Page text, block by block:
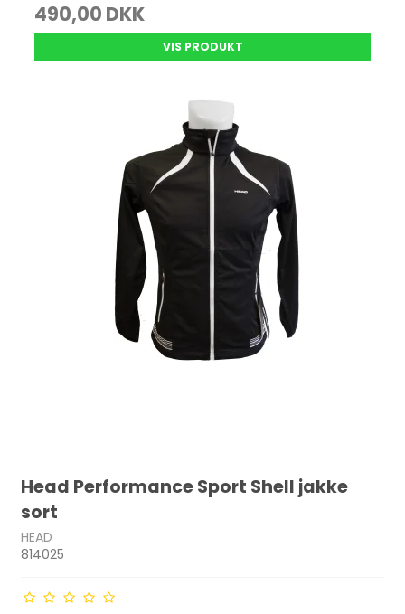
490,00 DKK
VIS PRODUKT
Head Performance Sport Shell jakke
sort
HEAD
814025